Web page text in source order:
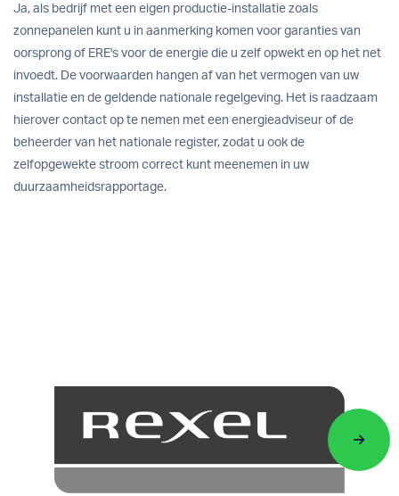
Ja, als bedrijf met een eigen productie-installatie zoals
zonnepanelen kunt u in aanmerking komen voor garanties van
oorsprong of ERE's voor de energie die u zelf opwekt en op het net
invoedt. De voorwaarden hangen af van het vermogen van uw
installatie en de geldende nationale regelgeving. Het is raadzaam
hierover contact op te nemen met een energieadviseur of de
beheerder van het nationale register, zodat u ook de
zelfopgewekte stroom correct kunt meenemen in uw
duurzaamheidsrapportage.